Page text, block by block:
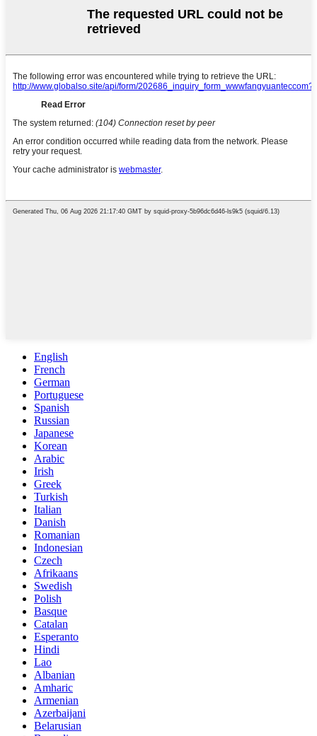
English
French
German
Portuguese
Spanish
Russian
Japanese
Korean
Arabic
Irish
Greek
Turkish
Italian
Danish
Romanian
Indonesian
Czech
Afrikaans
Swedish
Polish
Basque
Catalan
Esperanto
Hindi
Lao
Albanian
Amharic
Armenian
Azerbaijani
Belarusian